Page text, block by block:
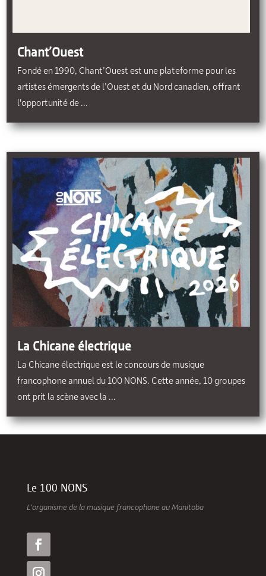
Chant’Ouest
Fondé en 1990, Chant’Ouest est une plateforme pour les
artistes émergents de l’Ouest et du Nord canadien, offrant
l'opportunité de ...
La Chicane électrique
La Chicane électrique est le concours de musique
francophone annuel du 100 NONS. Cette année, 10 groupes
ont prit la scène avec la ...
Le 100 NONS
L’organisme de la musique francophone au Manitoba